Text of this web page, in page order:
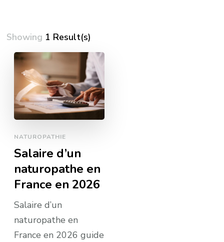
Showing 1 Result(s)
NATUROPATHIE
Salaire d’un
naturopathe en
France en 2026
Salaire d’un
naturopathe en
France en 2026 guide